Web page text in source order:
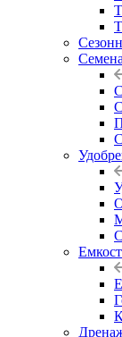
Семена